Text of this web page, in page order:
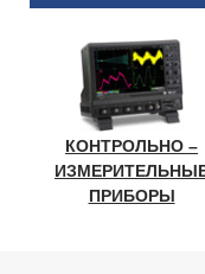
КОНТРОЛЬНО –
ПРИБОРЫ